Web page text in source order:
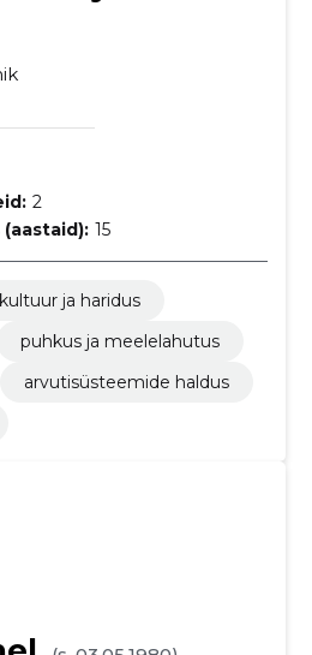
2
15
kultuur ja haridus
puhkus ja meelelahutus
arvutisüsteemide haldus